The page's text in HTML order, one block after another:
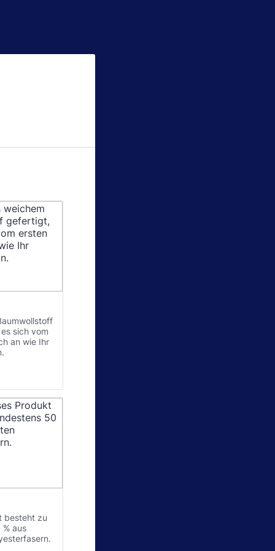
sich vom
an wie Ihr
besteht zu
aus